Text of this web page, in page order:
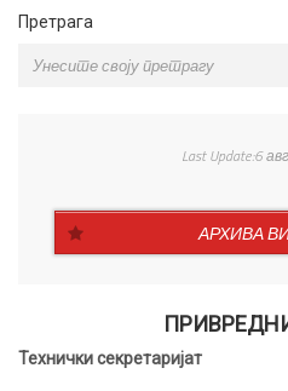
Претрага
Last Update:6
АРХИВА
Технички секретаријат